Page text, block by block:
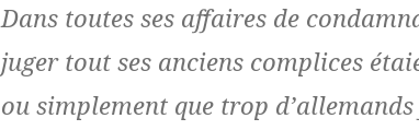
Dans toutes ses affaires de
juger tout ses anciens complices
ou simplement que trop